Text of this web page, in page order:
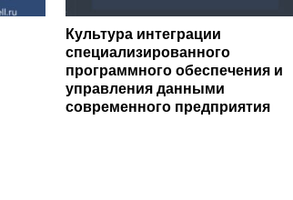
Культура интеграции
специализированного
программного обеспечения и
управления данными
современного предприятия